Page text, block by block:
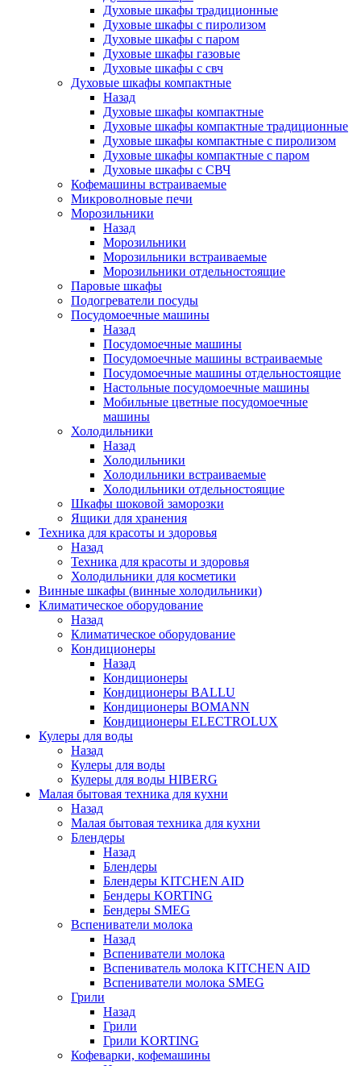
Духовые шкафы традиционные
Духовые шкафы с пиролизом
Духовые шкафы с паром
Духовые шкафы газовые
Духовые шкафы с свч
Духовые шкафы компактные
Назад
Духовые шкафы компактные
Духовые шкафы компактные традиционные
Духовые шкафы компактные с пиролизом
Духовые шкафы компактные с паром
Духовые шкафы с СВЧ
Кофемашины встраиваемые
Микроволновые печи
Морозильники
Назад
Морозильники
Морозильники встраиваемые
Морозильники отдельностоящие
Паровые шкафы
Подогреватели посуды
Посудомоечные машины
Назад
Посудомоечные машины
Посудомоечные машины встраиваемые
Посудомоечные машины отдельностоящие
Настольные посудомоечные машины
Мобильные цветные посудомоечные
машины
Холодильники
Назад
Холодильники
Холодильники встраиваемые
Холодильники отдельностоящие
Шкафы шоковой заморозки
Ящики для хранения
Техника для красоты и здоровья
Назад
Техника для красоты и здоровья
Холодильники для косметики
Винные шкафы (винные холодильники)
Климатическое оборудование
Назад
Климатическое оборудование
Кондиционеры
Назад
Кондиционеры
Кондиционеры BALLU
Кондиционеры BOMANN
Кондиционеры ELECTROLUX
Кулеры для воды
Назад
Кулеры для воды
Кулеры для воды HIBERG
Малая бытовая техника для кухни
Назад
Малая бытовая техника для кухни
Блендеры
Назад
Блендеры
Блендеры KITCHEN AID
Бендеры KORTING
Бендеры SMEG
Вспениватели молока
Назад
Вспениватели молока
Вспениватель молока KITCHEN AID
Вспениватели молока SMEG
Грили
Назад
Грили
Грили KORTING
Кофеварки, кофемашины